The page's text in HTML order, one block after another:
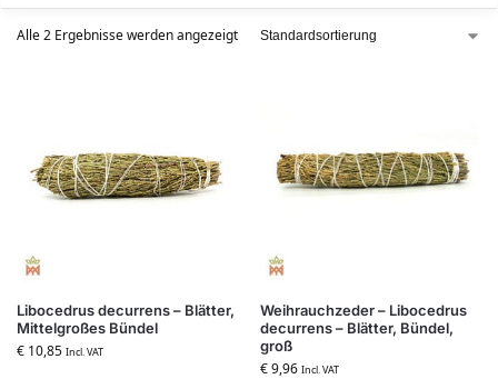
Alle 2 Ergebnisse werden angezeigt
Libocedrus decurrens – Blätter,
Mittelgroßes Bündel
€ 10,85 Incl. VAT
Weihrauchzeder – Libocedrus
decurrens – Blätter, Bündel,
groß
€9,96 Incl. VAT